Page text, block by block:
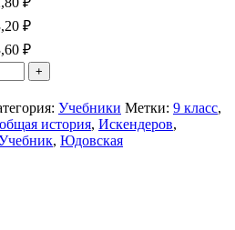
₽
₽
Учебники Метки: 9 класс,
история, Искендеров,
, Юдовская